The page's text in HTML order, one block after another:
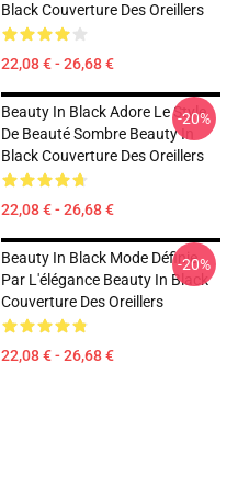
Black Couverture Des Oreillers
22,08 € - 26,68 €
Beauty In Black Adore Le Style
De Beauté Sombre Beauty In
Black Couverture Des Oreillers
22,08 € - 26,68 €
-20%
Beauty In Black Mode Définie
Par L'élégance Beauty In Black
Couverture Des Oreillers
22,08 € - 26,68 €
-20%